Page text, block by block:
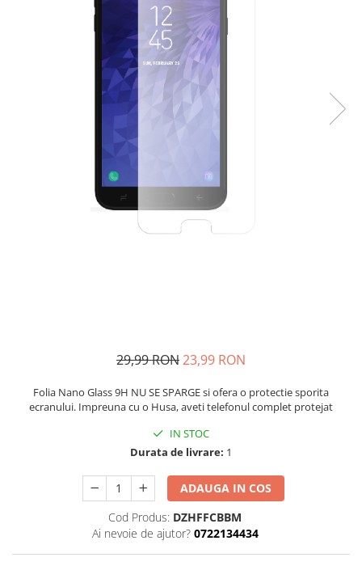
29,99 RON23,99 RON
Folia Nano Glass 9H NU SE SPARGE si ofera o protectie sporita
ecranului. Impreuna cu o Husa, aveti telefonul complet protejat
IN STOC
Durata de livrare: 1
ADAUGA IN COS
Cod Produs: DZHFFCBBM
Ai nevoie de ajutor? 0722134434